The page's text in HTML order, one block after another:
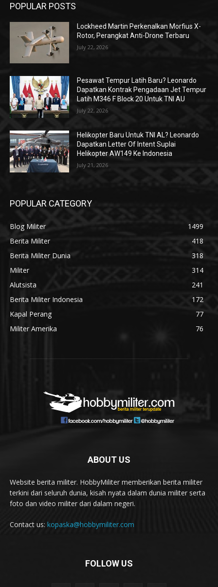
POPULAR POSTS
Lockheed Martin Perkenalkan Morfius X-
Rotor, Perangkat Anti-Drone Terbaru
July 22, 2026
Pesawat Tempur Latih Baru? Leonardo
Dapatkan Kontrak Pengadaan Jet Tempur
Latih M346 F Block 20 Untuk TNI AU
July 22, 2026
Helikopter Baru Untuk TNI AL? Leonardo
Dapatkan Letter Of Intent Suplai
Helikopter AW149 Ke Indonesia
July 21, 2026
POPULAR CATEGORY
Blog Militer
1499
Berita Militer
418
Berita Militer Dunia
318
Militer
314
Alutsista
241
Berita Militer Indonesia
172
Kapal Perang
77
Militer Amerika
76
ABOUT US
Website berita militer. HobbyMiliter memberikan berita militer
terkini dari seluruh dunia, kisah nyata dalam dunia militer serta
foto dan video militer dari dalam negeri.
Contact us: kopaska@hobbymiliter.com
FOLLOW US